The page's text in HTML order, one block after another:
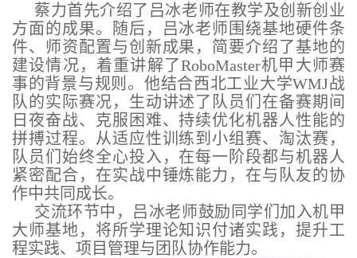
蔡力首先介绍了吕冰老师在教学及创新创业
方面的成果。随后，吕冰老师围绕基地硬件条
件、师资配置与创新成果，简要介绍了基地的
建设情况，着重讲解了RoboMaster机甲大师赛
事的背景与规则。他结合西北工业大学WMJ战
队的实际赛况，生动讲述了队员们在备赛期间
日夜奋战、克服困难、持续优化机器人性能的
拼搏过程。从适应性训练到小组赛、淘汰赛，
队员们始终全心投入，在每一阶段都与机器人
紧密配合，在实战中锤炼能力，在与队友的协
作中共同成长。
交流环节中，吕冰老师鼓励同学们加入机甲
大师基地，将所学理论知识付诸实践，提升工
程实践、项目管理与团队协作能力。